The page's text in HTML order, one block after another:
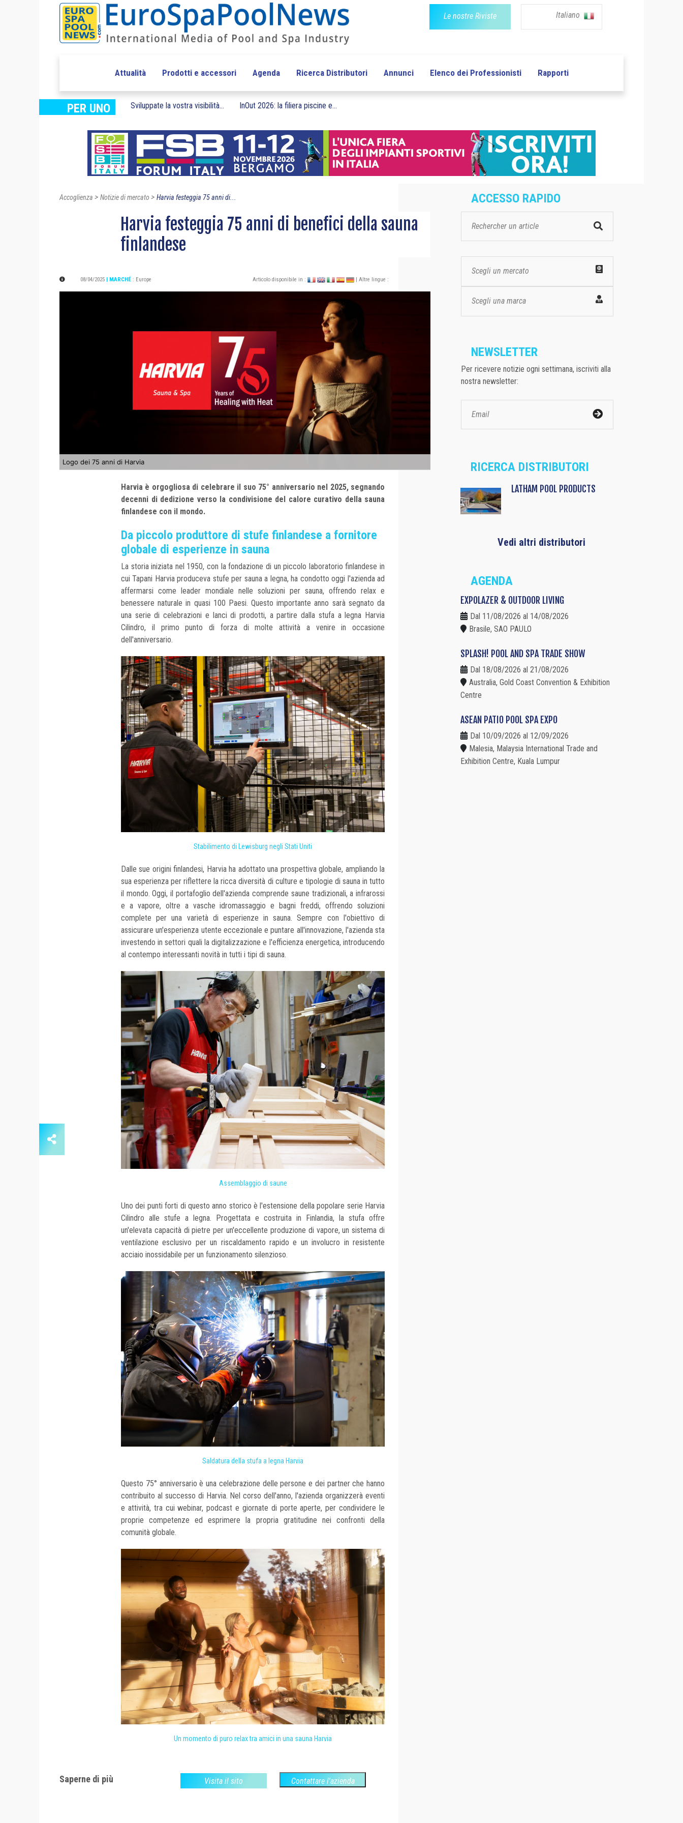
Le nostre Riviste Italiano
Attualità Prodotti e accessori Agenda Ricerca Distributori Annunci Elenco dei Professionisti Rapporti
PER UNO Sviluppate la vostra visibilità... InOut 2026: la filiera piscine e...
Accoglienza > Notizie di mercato > Harvia festeggia 75 anni di...
Harvia festeggia 75 anni di benefici della sauna
finlandese
08/04/2025 | MARCHÉ : Europe Articolo disponibile in : | Altre lingue :
Logo dei 75 anni di Harvia
Harvia è orgogliosa di celebrare il suo 75° anniversario nel 2025, segnando
decenni di dedizione verso la condivisione del calore curativo della sauna
finlandese con il mondo.
Da piccolo produttore di stufe finlandese a fornitore
globale di esperienze in sauna
La storia iniziata nel 1950, con la fondazione di un piccolo laboratorio finlandese in
cui Tapani Harvia produceva stufe per sauna a legna, ha condotto oggi l'azienda ad
affermarsi come leader mondiale nelle soluzioni per sauna, offrendo relax e
benessere naturale in quasi 100 Paesi. Questo importante anno sarà segnato da
una serie di celebrazioni e lanci di prodotti, a partire dalla stufa a legna Harvia
Cilindro, il primo punto di forza di molte attività a venire in occasione
dell'anniversario.
Stabilimento di Lewisburg negli Stati Uniti
Dalle sue origini finlandesi, Harvia ha adottato una prospettiva globale, ampliando la
sua esperienza per riflettere la ricca diversità di culture e tipologie di sauna in tutto
il mondo. Oggi, il portafoglio dell'azienda comprende saune tradizionali, a infrarossi
e a vapore, oltre a vasche idromassaggio e bagni freddi, offrendo soluzioni
complete per una varietà di esperienze in sauna. Sempre con l'obiettivo di
assicurare un'esperienza utente eccezionale e puntare all'innovazione, l'azienda sta
investendo in settori quali la digitalizzazione e l'efficienza energetica, introducendo
al contempo interessanti novità in tutti i tipi di sauna.
Assemblaggio di saune
Uno dei punti forti di questo anno storico è l'estensione della popolare serie Harvia
Cilindro alle stufe a legna. Progettata e costruita in Finlandia, la stufa offre
un'elevata capacità di pietre per un'eccellente produzione di vapore, un sistema di
ventilazione esclusivo per un riscaldamento rapido e un involucro in resistente
acciaio inossidabile per un funzionamento silenzioso.
Saldatura della stufa a legna Harvia
Questo 75° anniversario è una celebrazione delle persone e dei partner che hanno
contribuito al successo di Harvia. Nel corso dell'anno, l'azienda organizzerà eventi
e attività, tra cui webinar, podcast e giornate di porte aperte, per condividere le
proprie competenze ed esprimere la propria gratitudine nei confronti della
comunità globale.
Un momento di puro relax tra amici in una sauna Harvia
Saperne di più Visita il sito Contattare l'azienda
ACCESSO RAPIDO
Scegli un mercato
Scegli una marca
NEWSLETTER
Per ricevere notizie ogni settimana, iscriviti alla
nostra newsletter:
RICERCA DISTRIBUTORI
LATHAM POOL PRODUCTS
Vedi altri distributori
AGENDA
EXPOLAZER & OUTDOOR LIVING
Dal 11/08/2026 al 14/08/2026
Brasile, SAO PAULO
SPLASH! POOL AND SPA TRADE SHOW
Dal 18/08/2026 al 21/08/2026
Australia, Gold Coast Convention & Exhibition
Centre
ASEAN PATIO POOL SPA EXPO
Dal 10/09/2026 al 12/09/2026
Malesia, Malaysia International Trade and
Exhibition Centre, Kuala Lumpur